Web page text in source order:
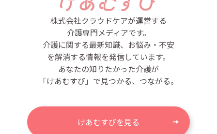
株式会社クラウドケアが運営する
介護専門メディアです。
介護に関する最新知識、お悩み・不安
を解消する情報を発信しています。
あなたの知りたかった介護が
「けあむすび」で見つかる、つながる。
けあむすびを見る